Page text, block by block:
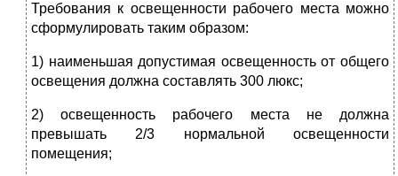
Требования к освещенности рабочего места можно
сформулировать таким образом:
1) наименьшая допустимая освещенность от общего
освещения должна составлять 300 люкс;
2) освещенность рабочего места не должна
превышать 2/3 нормальной освещенности
помещения;